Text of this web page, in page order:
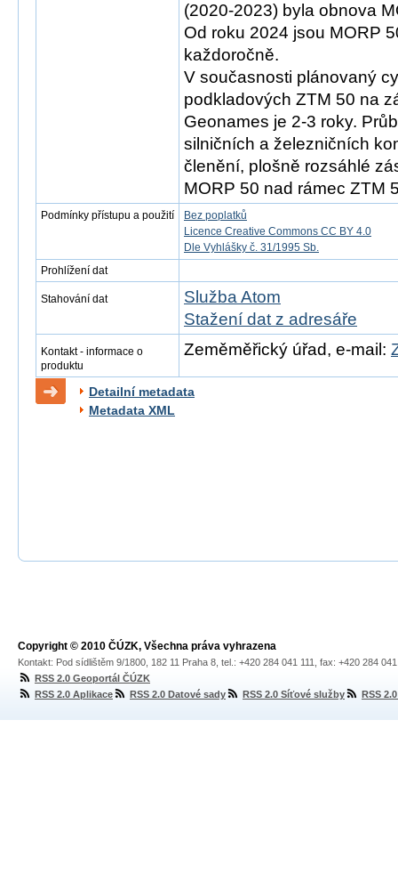
(2020-2023) byla obnova
Od roku 2024 jsou MORP
každoročně.
V současnosti plánovaný
podkladových ZTM 50 na
Geonames je 2-3 roky.
silničních a železničních
členění, plošně rozsáhlé
MORP 50 nad rámec ZTM
Podmínky přístupu a použití
Bez poplatků
Licence Creative Commons CC BY 4.0
Dle Vyhlášky č. 31/1995 Sb.
Prohlížení dat
Stahování dat
Služba Atom
Stažení dat z adresáře
Kontakt - informace o
produktu
Zeměměřický úřad, e-mail:
Detailní metadata
Metadata XML
Copyright © 2010 ČÚZK, Všechna práva vyhrazena
Kontakt: Pod sídlištěm 9/1800, 182 11 Praha 8, tel.: +420 284 041 111, fax: +420 284
RSS 2.0 Geoportál ČÚZK
RSS 2.0 Aplikace
RSS 2.0 Datové sady RSS 2.0 Síťové služby RSS